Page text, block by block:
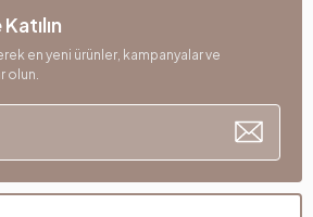
en yeni ürünler, kampanyalar ve
olun.